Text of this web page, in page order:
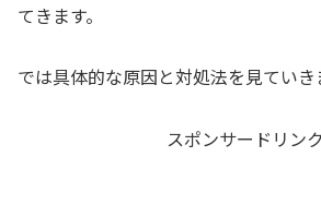
てきます。
では具体的な原因と対処法を見ていき
スポンサードリンク